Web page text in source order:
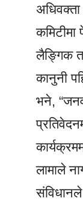
कमिटीमा
लैङ्गिक
कानुनी
भने,
लामाले
संविधानले